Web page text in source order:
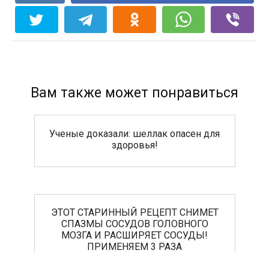
Вам также может понравиться
Ученые доказали: шеллак опасен для
здоровья!
ЭТОТ СТАРИННЫЙ РЕЦЕПТ СНИМЕТ
СПАЗМЫ СОСУДОВ ГОЛОВНОГО
МОЗГА И РАСШИРЯЕТ СОСУДЫ!
ПРИМЕНЯЕМ 3 РАЗА